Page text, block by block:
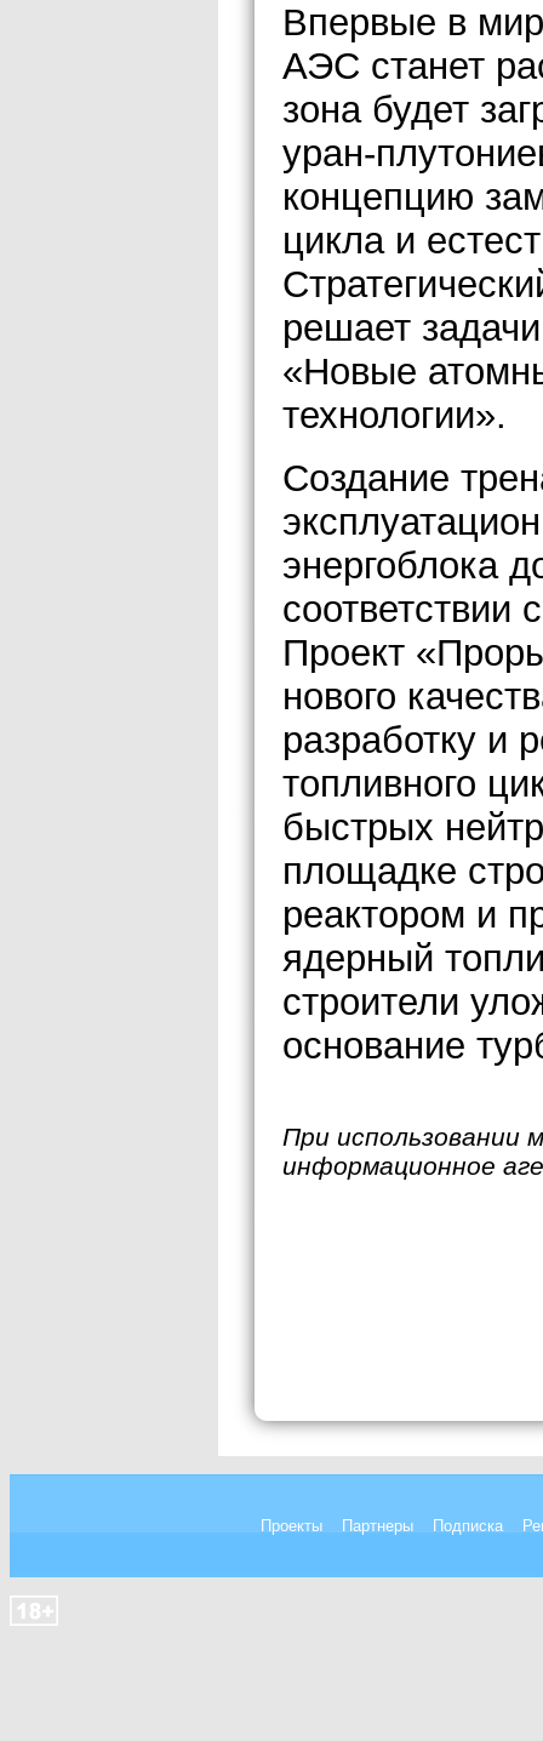
Впервые в
АЭС станет
зона будет
уран-
концепцию
цикла и
решает
«Новые
технологии».
Создание
энергоблока
соответствии
Проект
нового
разработку и
топливного
быстрых
площадке
реактором и
ядерный
строители
основание
При использовании
информационное
Проекты Партнеры Подписка